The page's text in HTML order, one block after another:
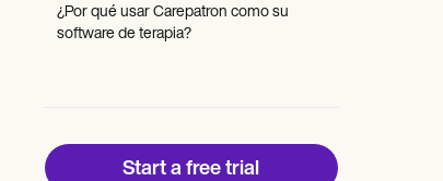
Why Carepatron?
¿Por qué usar Carepatron como su
software de terapia?
Start a free trial